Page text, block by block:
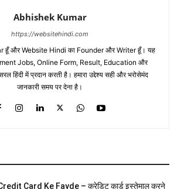
Abhishek Kumar
https://websitehindi.com
हूँ और Website Hindi का Founder और Writer हूँ। यह
Jobs, Online Form, Result, Education और
हिंदी में प्रदान करती है। हमारा उद्देश्य सही और भरोसेमंद
जानकारी समय पर देना है।
Card Ke Fayde – क्रेडिट कार्ड इस्तेमाल करने